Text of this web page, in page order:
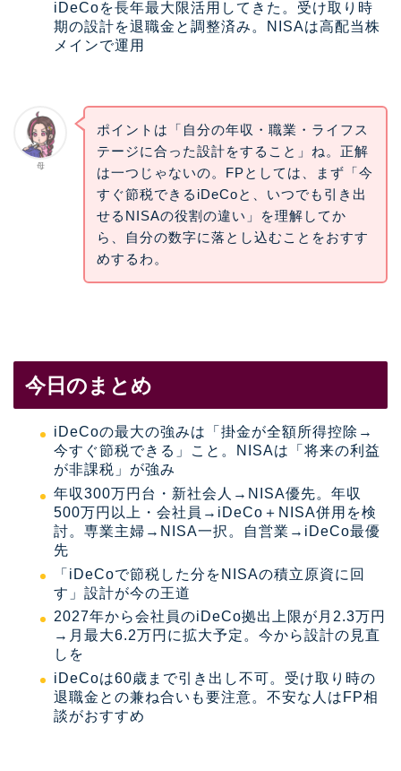
iDeCoを長年最大限活用してきた。受け取り時
期の設計を退職金と調整済み。NISAは高配当株
メインで運用
母
ポイントは「自分の年収・職業・ライフス
テージに合った設計をすること」ね。正解
は一つじゃないの。FPとしては、まず「今
すぐ節税できるiDeCoと、いつでも引き出
せるNISAの役割の違い」を理解してか
ら、自分の数字に落とし込むことをおすす
めするわ。
今日のまとめ
iDeCoの最大の強みは「掛金が全額所得控除→
今すぐ節税できる」こと。NISAは「将来の利益
が非課税」が強み
年収300万円台・新社会人→NISA優先。年収
500万円以上・会社員→iDeCo＋NISA併用を検
討。専業主婦→NISA一択。自営業→iDeCo最優
先
「iDeCoで節税した分をNISAの積立原資に回
す」設計が今の王道
2027年から会社員のiDeCo拠出上限が月2.3万円
→月最大6.2万円に拡大予定。今から設計の見直
しを
iDeCoは60歳まで引き出し不可。受け取り時の
退職金との兼ね合いも要注意。不安な人はFP相
談がおすすめ